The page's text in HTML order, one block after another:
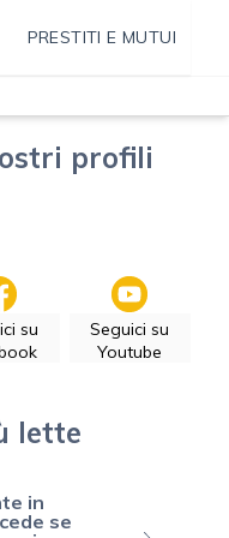
PRESTITI E MUTUI
profili
su
Seguici su
Youtube
lette
in
se